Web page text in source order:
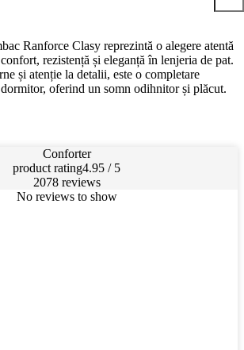
Ranforce Clasy reprezintă o alegere atentă
rezistență și eleganță în lenjeria de pat.
și atenție la detalii, este o completare
oferind un somn odihnitor și plăcut.
Conforter
product rating4.95 / 5
2078 reviews
No reviews to show